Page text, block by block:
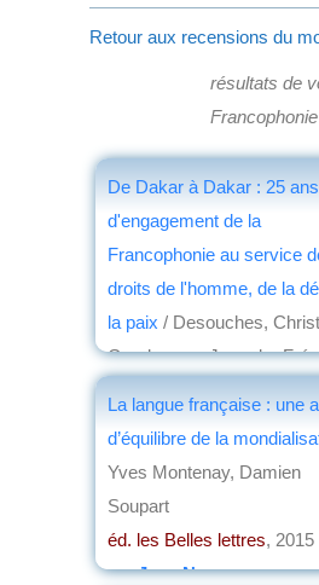
Retour aux recensions du
résultats de
De Dakar à Dakar : 25 ans
d'engagement de la
Francophonie au service
droits de l'homme, de la
la paix / Desouches,
Gaudusson, Jean du-
La langue française : une
d’équilibre de la
Yves Montenay, Damien
Soupart
éd. les Belles lettres, 2015
parJean Nemo